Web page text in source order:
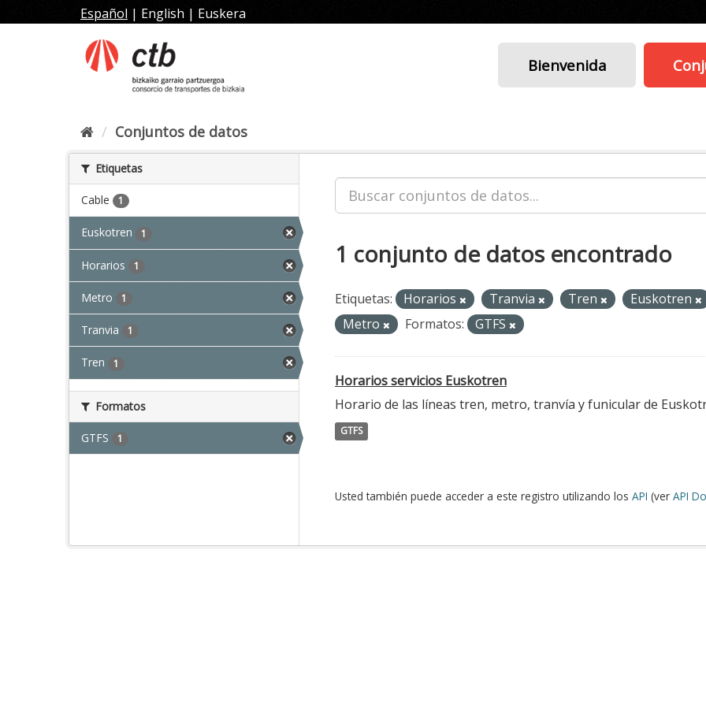
al
Español | English | Euskera
Bienvenida
Conjuntos de datos
Etiquetas
Cable 1
Euskotren 1
Horarios 1
Metro 1
Tranvia 1
Tren 1
Formatos
GTFS 1
1 conjunto de datos encontrado
Etiquetas: Horarios Tranvia Tren
Euskotren
Metro
Formatos: GTFS
Horarios servicios Euskotren
Horario de las líneas tren, metro, tranvía y funicular de
GTFS
Usted también puede acceder a este registro utilizando los API (ver API